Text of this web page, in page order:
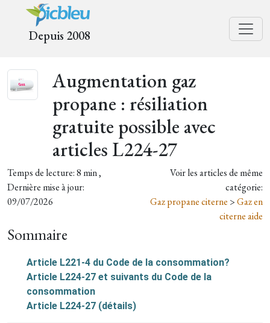
Depuis 2008
Augmentation gaz
propane : résiliation
gratuite possible avec
articles L224-27
Temps de lecture: 8 min ,
Dernière mise à jour:
09/07/2026
Voir les articles de même
catégorie:
Gaz propane citerne >Gaz en
citerne aide
Sommaire
Article L221-4 du Code de la consommation?
Article L224-27 et suivants du Code de la
consommation
Article L224-27 (détails)